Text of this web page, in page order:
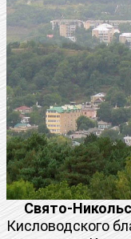
Свято-
Кисловодского